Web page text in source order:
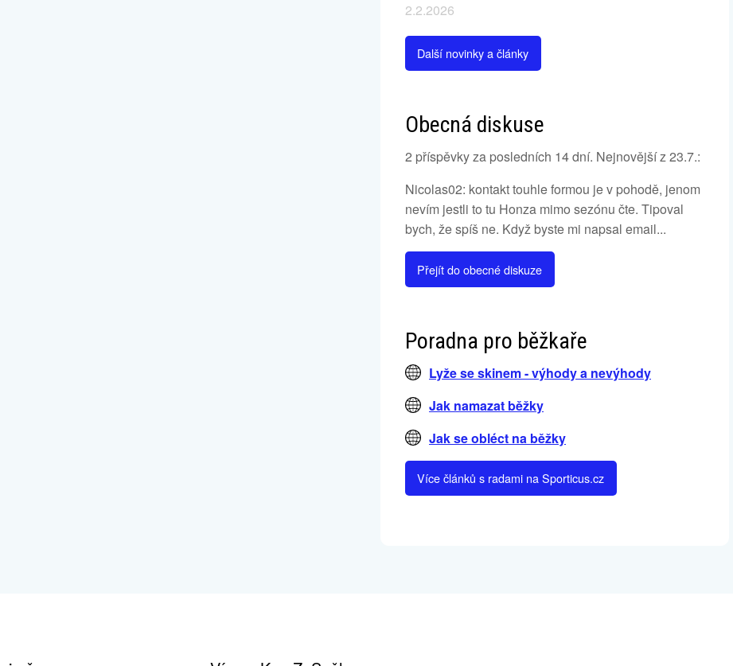
2.2.2026
Další novinky a články
Obecná diskuse
2 příspěvky za posledních 14 dní. Nejnovější z 23.7.:
Nicolas02: kontakt touhle formou je v pohodě, jenom
nevím jestli to tu Honza mimo sezónu čte. Tipoval
bych, že spíš ne. Když byste mi napsal email...
Přejít do obecné diskuze
Poradna pro běžkaře
Lyže se skinem - výhody a nevýhody
Jak namazat běžky
Jak se obléct na běžky
Více článků s radami na Sporticus.cz